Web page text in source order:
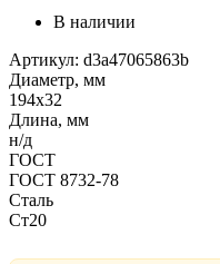
В наличии
Артикул: d3a47065863b
Диаметр, мм
194х32
Длина, мм
н/д
ГОСТ
ГОСТ 8732-78
Сталь
Ст20